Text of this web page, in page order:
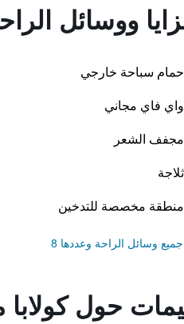
ووسائل
حمام سباحة خارجي
واي فاي مجاني
مجفف الشعر
ثلاجة
منطقة مخصصة للتدخين
وسائل الراحة وعددها 8
حول كولابا